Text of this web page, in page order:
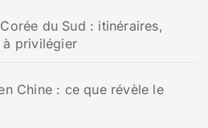
du Sud : itinéraires,
à privilégier
Chine : ce que révèle le